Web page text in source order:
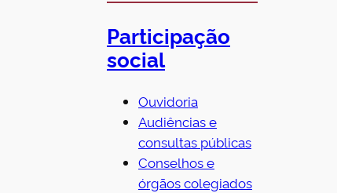
Participação
social
Ouvidoria
Audiências e
consultas públicas
Conselhos e
órgãos colegiados